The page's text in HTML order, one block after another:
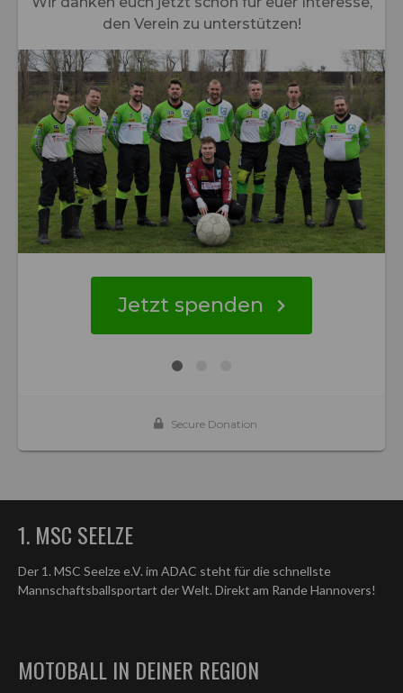
1. MSC SEELZE
Der 1. MSC Seelze e.V. im ADAC steht für die schnellste
Mannschaftsballsportart der Welt. Direkt am Rande Hannovers!
MOTOBALL IN DEINER REGION